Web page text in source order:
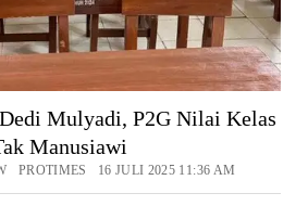
Mulyadi, P2G Nilai Kelas
Manusiawi
PROTIMES 16 JULI 2025 11:36 AM